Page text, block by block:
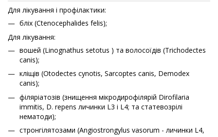
Для лікування і профілактики:
бліх (Ctenocephalides felis);
Для лікування:
вошей (Linognathus setotus ) та волосоїдів (Trichodectes
canis);
кліщів (Otodectes cynotis, Sarcoptes canis, Demodex
canis);
філяріатозів (знищення мікродирофілярій Dirofilaria
immitis, D. repens личинки L3 і L4; та статевозрілі
нематоди);
стронгілятозами (Angiostrongylus vasorum - личинки L4,